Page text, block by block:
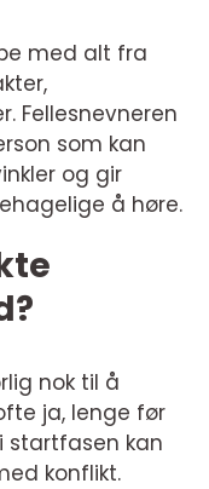
med alt fra
Fellesnevneren
som kan
og gir
å høre.
nok til å
ja, lenge før
startfasen kan
konflikt.